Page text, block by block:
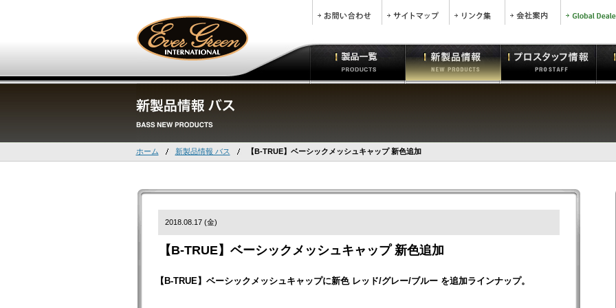
ホーム 新製品情報 バス 【B-TRUE】ベーシックメッシュキャップ 新色追加
2018.08.17 (金)
【B-TRUE】ベーシックメッシュキャップ 新色追加
【B-TRUE】ベーシックメッシュキャップに新色 レッド/グレー/ブルー を追加ラインナップ。